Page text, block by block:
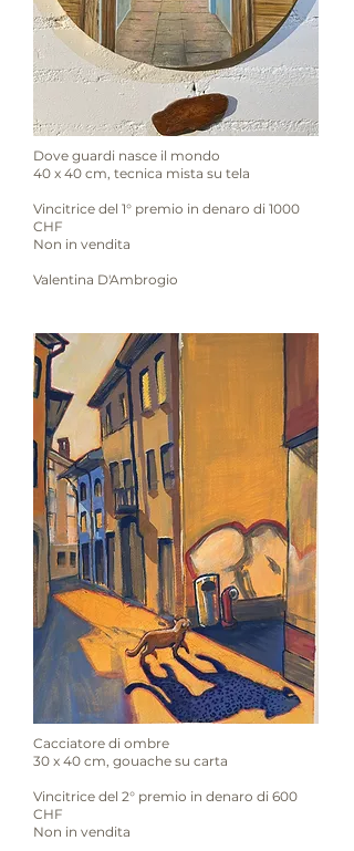
Dove guardi nasce il mondo
40 x 40 cm, tecnica mista su tela
Vincitrice del 1° premio in denaro di 1000
CHF
Non in vendita
Valentina D'Ambrogio
Cacciatore di ombre
30 x 40 cm, gouache su carta
Vincitrice del 2° premio in denaro di 600
CHF
Non in vendita